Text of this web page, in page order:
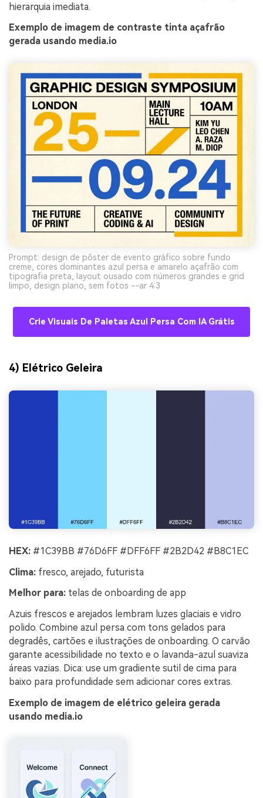
hierarquia imediata.
Exemplo de imagem de contraste tinta açafrão
gerada usando media.io
Prompt: design de pôster de evento gráfico sobre fundo
creme, cores dominantes azul persa e amarelo açafrão com
tipografia preta, layout ousado com números grandes e grid
limpo, design plano, sem fotos --ar 4:3
Crie Visuais De Paletas Azul Persa Com IA Grátis
4) Elétrico Geleira
HEX: #1C39BB #76D6FF #DFF6FF #2B2D42 #B8C1EC
Clima: fresco, arejado, futurista
Melhor para: telas de onboarding de app
Azuis frescos e arejados lembram luzes glaciais e vidro
polido. Combine azul persa com tons gelados para
degradês, cartões e ilustrações de onboarding. O carvão
garante acessibilidade no texto e o lavanda-azul suaviza
áreas vazias. Dica: use um gradiente sutil de cima para
baixo para profundidade sem adicionar cores extras.
Exemplo de imagem de elétrico geleira gerada
usando media.io
Crie imagens com
IA sem limites.